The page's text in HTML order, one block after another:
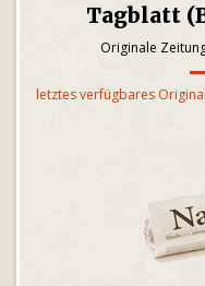
Tagblatt
Originale
letztes verfügbares